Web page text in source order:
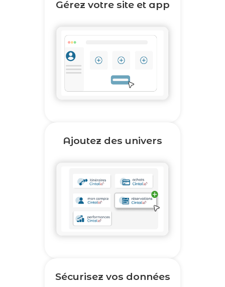
Gérez votre site et app
Ajoutez des univers
Sécurisez vos données